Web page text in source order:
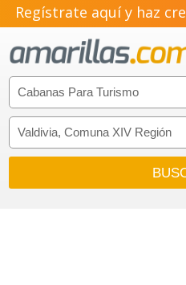
Regístrate aquí y haz